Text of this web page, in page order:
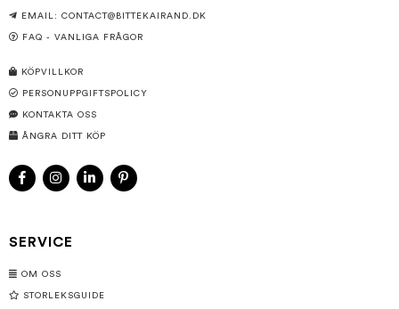
EMAIL: CONTACT@BITTEKAIRAND.DK
FAQ - VANLIGA FRÅGOR
KÖPVILLKOR
PERSONUPPGIFTSPOLICY
KONTAKTA OSS
ÅNGRA DITT KÖP
SERVICE
OM OSS
STORLEKSGUIDE